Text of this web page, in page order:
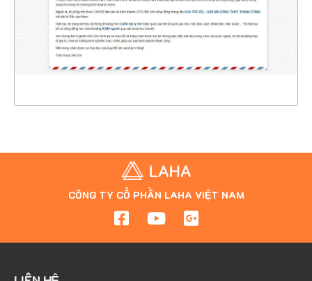
CHI TIẾT
XEM THỰC TẾ
CÔNG TY CỔ PHẦN LAHA VIỆT NAM